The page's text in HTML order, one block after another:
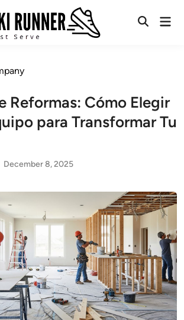
Open
Reformas: Cómo Elegir
para Transformar Tu
December 8, 2025